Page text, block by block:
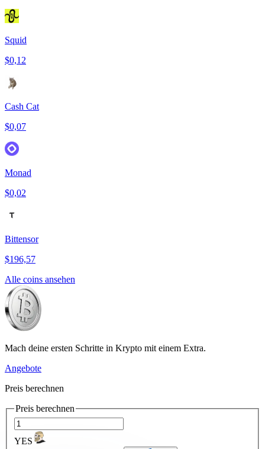
Squid
$0,12
Cash Cat
$0,07
Monad
$0,02
Bittensor
$196,57
Alle coins ansehen
Mach deine ersten Schritte in Krypto mit einem Extra.
Angebote
Preis berechnen
Preis berechnen
YES